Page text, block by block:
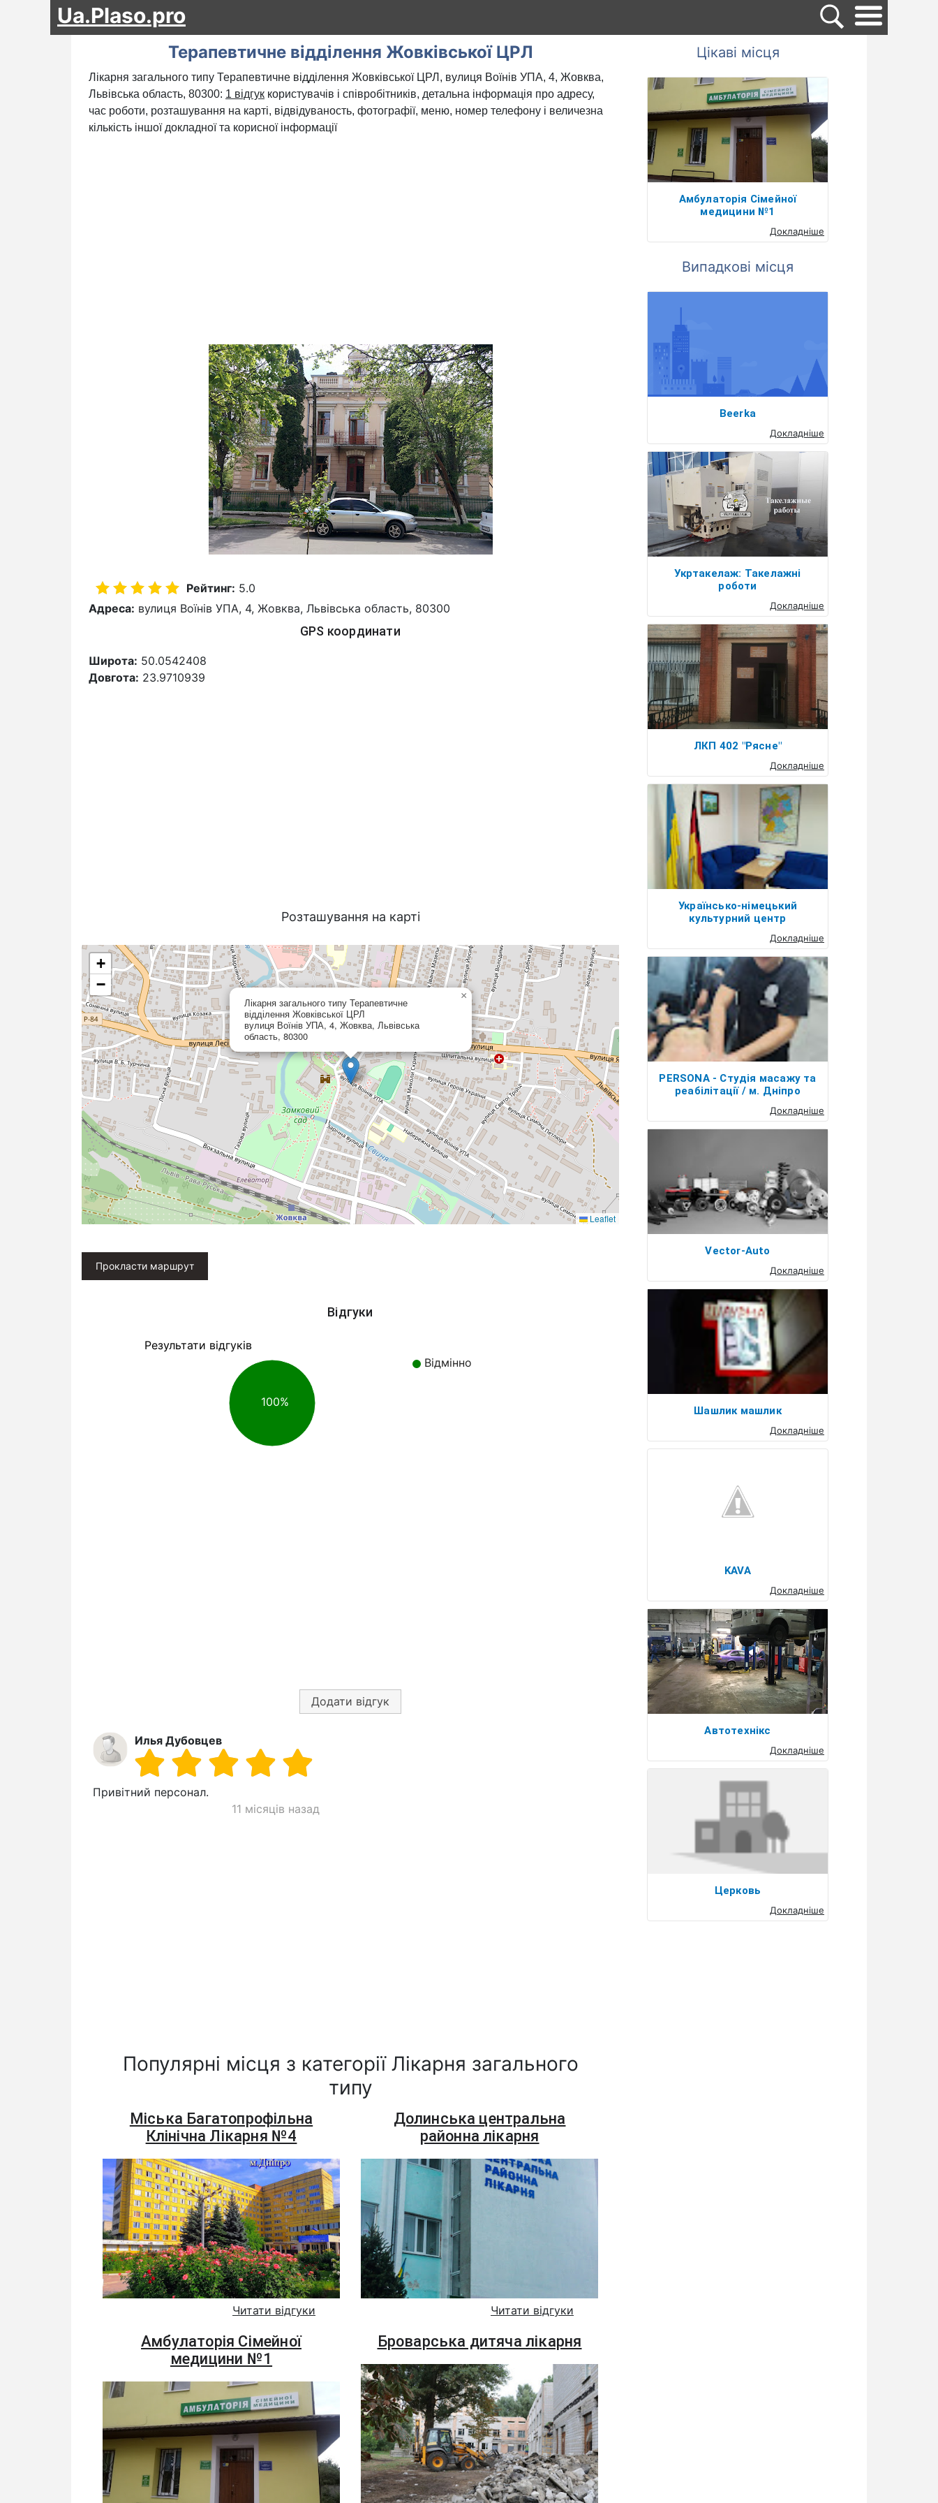
Ua.Plaso.pro
Терапевтичне відділення Жовківської ЦРЛ
Лікарня загального типу Терапевтичне відділення Жовківської ЦРЛ, вулиця Воїнів УПА, 4, Жовква,
Львівська область, 80300: 1 відгук користувачів і співробітників, детальна інформація про адресу,
час роботи, розташування на карті, відвідуваность, фотографії, меню, номер телефону і величезна
кількість іншої докладної та корисної інформації
Рейтинг: 5.0
Адреса: вулиця Воїнів УПА, 4, Жовква, Львівська область, 80300
GPS координати
Широта: 50.0542408
Довгота: 23.9710939
Розташування на карті
Лікарня загального типу Терапевтичне
відділення Жовківської ЦРЛ
вулиця Воїнів УПА, 4, Жовква, Львівська
область, 80300
×
+
−
Leaflet
Прокласти маршрут
Відгуки
Результати відгуків
Відмінно
100%
Додати відгук
Илья Дубовцев
Привітний персонал.
11 місяців назад
Популярні місця з категорії Лікарня загального
типу
Міська Багатопрофільна
Клінічна Лікарня №4
Читати відгуки
Долинська центральна
районна лікарня
Читати відгуки
Амбулаторія Сімейної
медицини №1
Броварська дитяча лікарня
Цікаві місця
Амбулаторія Сімейної
медицини №1
Докладніше
Випадкові місця
Beerka
Докладніше
Укртакелаж: Такелажні
роботи
Докладніше
ЛКП 402 "Рясне"
Докладніше
Українсько-німецький
культурний центр
Докладніше
PERSONA - Студія масажу та
реабілітації / м. Дніпро
Докладніше
Vector-Auto
Докладніше
Шашлик машлик
Докладніше
KAVA
Докладніше
Автотехнікс
Докладніше
Церковь
Докладніше